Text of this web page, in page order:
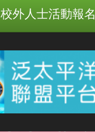
校外人士活動報名